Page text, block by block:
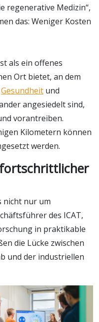
regenerative Medizin“,
das: Weniger Kosten
als ein offenes
Ort bietet, an dem
Gesundheit und
angesiedelt sind,
vorantreiben.
Kilometern können
werden.
nicht nur um
des ICAT,
in praktikable
die Lücke zwischen
und der industriellen